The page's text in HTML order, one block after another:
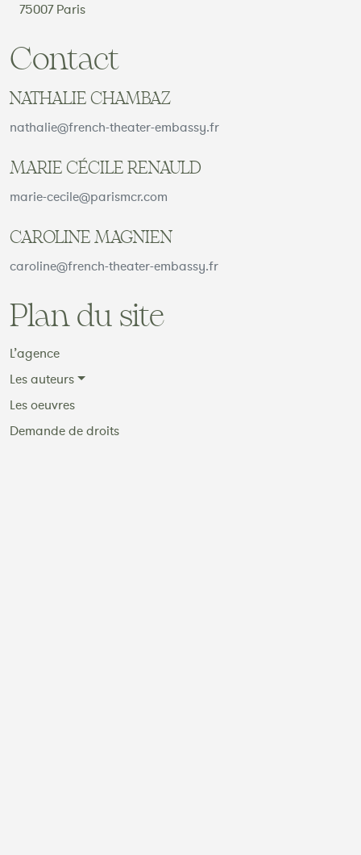
75007 Paris
Contact
NATHALIE CHAMBAZ
nathalie@french-theater-embassy.fr
MARIE CÉCILE RENAULD
marie-cecile@parismcr.com
CAROLINE MAGNIEN
caroline@french-theater-embassy.fr
Plan du site
L’agence
Les auteurs
Les oeuvres
Demande de droits